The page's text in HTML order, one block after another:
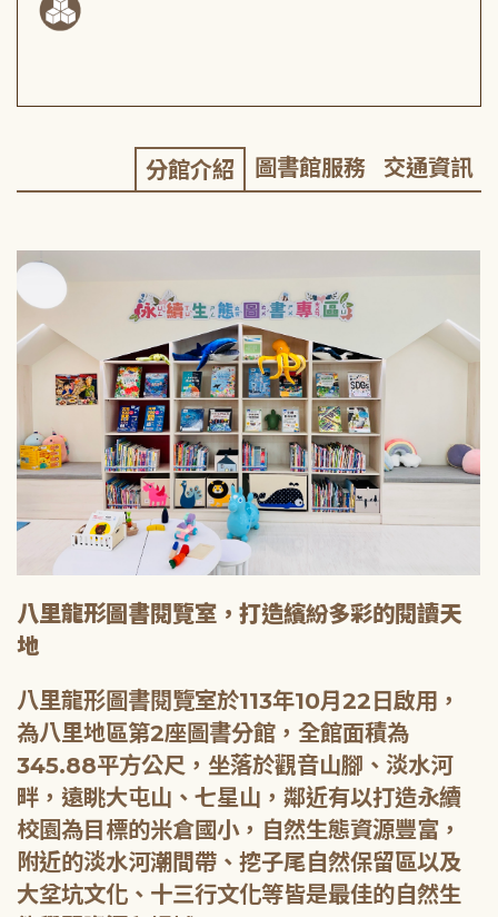
分館介紹 圖書館服務 交通資訊
八里龍形圖書閱覽室，打造繽紛多彩的閱讀天
地
八里龍形圖書閱覽室於113年10月22日啟用，
為八里地區第2座圖書分館，全館面積為
345.88平方公尺，坐落於觀音山腳、淡水河
畔，遠眺大屯山、七星山，鄰近有以打造永續
校園為目標的米倉國小，自然生態資源豐富，
附近的淡水河潮間帶、挖子尾自然保留區以及
大坌坑文化、十三行文化等皆是最佳的自然生